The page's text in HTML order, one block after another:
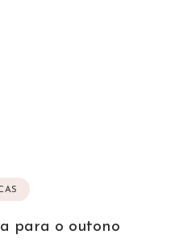
para o outono